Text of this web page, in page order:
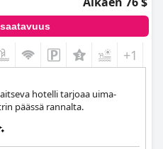
+1
hotelli tarjoaa uima-
päässä rannalta.